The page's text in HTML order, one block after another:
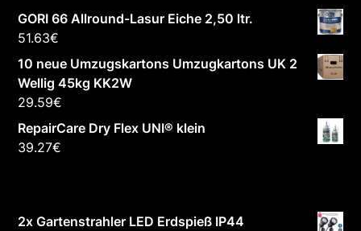
GORI 66 Allround-Lasur Eiche 2,50 ltr.
51.63€
10 neue Umzugskartons Umzugkartons UK 2
Wellig 45kg KK2W
29.59€
RepairCare Dry Flex UNI® klein
39.27€
2x Gartenstrahler LED Erdspieß IP44